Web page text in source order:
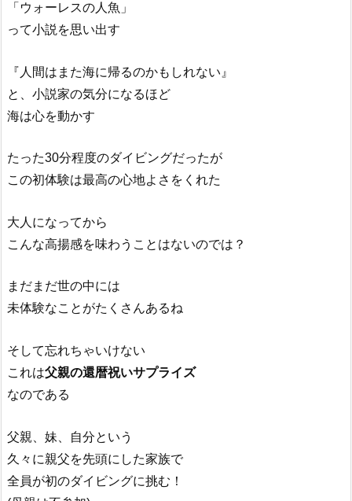
「ウォーレスの人魚」
って小説を思い出す
『人間はまた海に帰るのかもしれない』
と、小説家の気分になるほど
海は心を動かす
たった30分程度のダイビングだったが
この初体験は最高の心地よさをくれた
大人になってから
こんな高揚感を味わうことはないのでは？
まだまだ世の中には
未体験なことがたくさんあるね
そして忘れちゃいけない
これは父親の還暦祝いサプライズ
なのである
父親、妹、自分という
久々に親父を先頭にした家族で
全員が初のダイビングに挑む！